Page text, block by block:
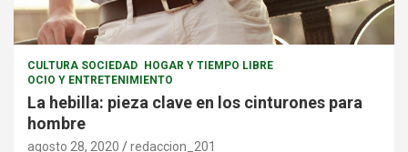
CULTURA SOCIEDAD HOGAR Y TIEMPO LIBRE
OCIO Y ENTRETENIMIENTO
La hebilla: pieza clave en los cinturones para
hombre
agosto 28, 2020 redaccion_201